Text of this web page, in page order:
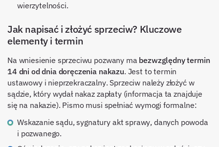
wierzytelności.
Jak napisać i złożyć sprzeciw? Kluczowe
elementy i termin
Na wniesienie sprzeciwu pozwany ma bezwzględny termin
14 dni od dnia doręczenia nakazu. Jest to termin
ustawowy i nieprzekraczalny. Sprzeciw należy złożyć w
sądzie, który wydał nakaz zapłaty (informacja ta znajduje
się na nakazie). Pismo musi spełniać wymogi formalne:
Wskazanie sądu, sygnatury akt sprawy, danych powoda
i pozwanego.